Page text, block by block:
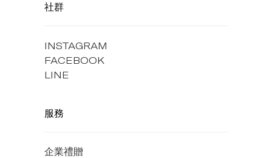
社群
INSTAGRAM
FACEBOOK
LINE
服務
企業禮贈